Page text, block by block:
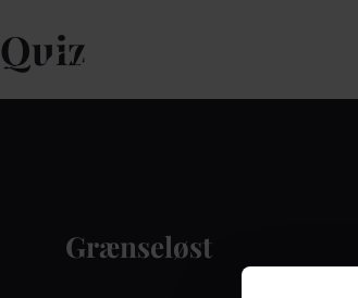
Quiz
Grænseløst